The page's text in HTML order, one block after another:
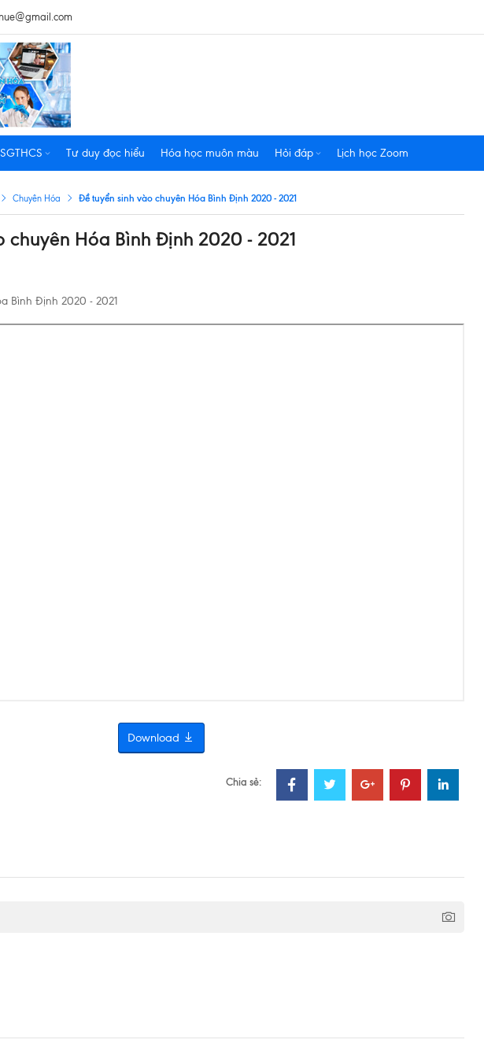
Tư duy đọc hiểu Hóa học muôn màu Hỏi đáp Lịch học Zoom
Chuyên Hóa Đề tuyển sinh vào chuyên Hóa Bình Định 2020 - 2021
chuyên Hóa Bình Định 2020 - 2021
Bình Định 2020 - 2021
Download
Chia sẻ: